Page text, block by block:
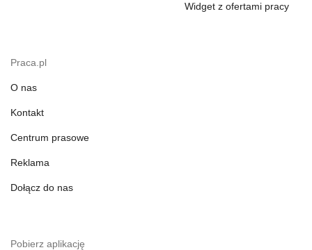
Widget z ofertami pracy
Praca.pl
O nas
Kontakt
Centrum prasowe
Reklama
Dołącz do nas
Pobierz aplikację